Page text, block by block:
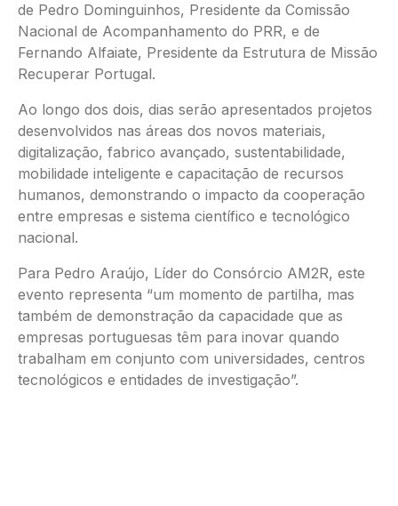
de Pedro Dominguinhos, Presidente da Comissão
Nacional de Acompanhamento do PRR, e de
Fernando Alfaiate, Presidente da Estrutura de Missão
Recuperar Portugal.
Ao longo dos dois, dias serão apresentados projetos
desenvolvidos nas áreas dos novos materiais,
digitalização, fabrico avançado, sustentabilidade,
mobilidade inteligente e capacitação de recursos
humanos, demonstrando o impacto da cooperação
entre empresas e sistema científico e tecnológico
nacional.
Para Pedro Araújo, Líder do Consórcio AM2R, este
evento representa “um momento de partilha, mas
também de demonstração da capacidade que as
empresas portuguesas têm para inovar quando
trabalham em conjunto com universidades, centros
tecnológicos e entidades de investigação”.